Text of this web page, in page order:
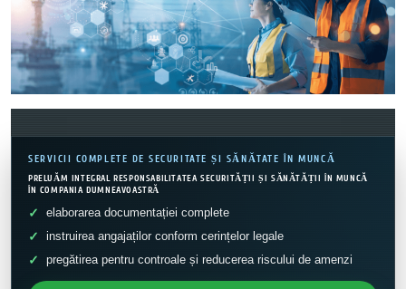
SERVICII COMPLETE DE SECURITATE ȘI SĂNĂTATE ÎN MUNCĂ
PRELUĂM INTEGRAL RESPONSABILITATEA SECURITĂȚII ȘI SĂNĂTĂȚII ÎN MUNCĂ
ÎN COMPANIA DUMNEAVOASTRĂ
elaborarea documentației complete
instruirea angajaților conform cerințelor legale
pregătirea pentru controale și reducerea riscului de amenzi